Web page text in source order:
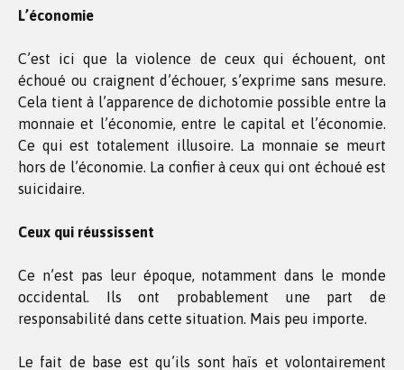
L’économie
C’est ici que la violence de ceux qui échouent, ont
échoué ou craignent d’échouer, s’exprime sans mesure.
Cela tient à l’apparence de dichotomie possible entre la
monnaie et l’économie, entre le capital et l’économie.
Ce qui est totalement illusoire. La monnaie se meurt
hors de l’économie. La confier à ceux qui ont échoué est
suicidaire.
Ceux qui réussissent
Ce n’est pas leur époque, notamment dans le monde
occidental. Ils ont probablement une part de
responsabilité dans cette situation. Mais peu importe.
Le fait de base est qu’ils sont haïs et volontairement